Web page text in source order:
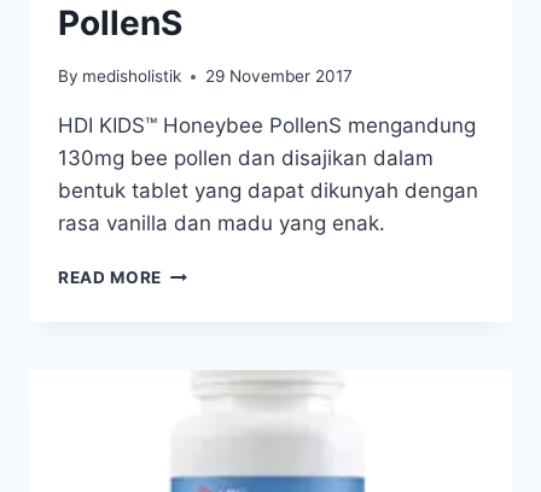
PollenS
By medisholistik 29 November 2017
HDI KIDS™ Honeybee PollenS mengandung
130mg bee pollen dan disajikan dalam
bentuk tablet yang dapat dikunyah dengan
rasa vanilla dan madu yang enak.
READ MORE HDI